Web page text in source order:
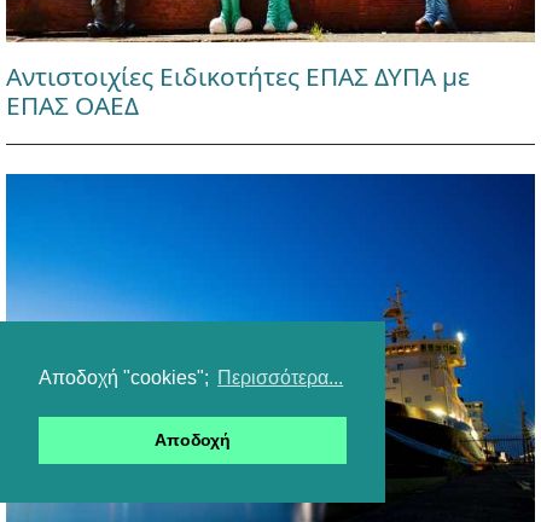
Αποδοχή "cookies"; Περισσότερα...
Αποδοχή
Αντιστοιχίες Ειδικοτήτες ΕΠΑΣ ΔΥΠΑ με
ΕΠΑΣ ΟΑΕΔ